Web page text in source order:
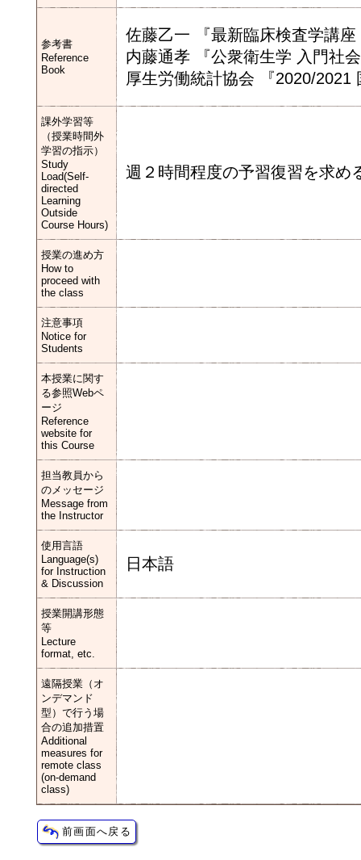
参考書
Reference
Book
佐藤乙一 『最新臨床検査学講
内藤通孝 『公衆衛生学 入門社
厚生労働統計協会 『2020/2021
課外学習等
（授業時間外
学習の指示）
Study
Load(Self-
directed
Learning
Outside
Course Hours)
週２時間程度の予習復習を求め
授業の進め方
How to
proceed with
the class
注意事項
Notice for
Students
本授業に関す
る参照Webペ
ージ
Reference
website for
this Course
担当教員から
のメッセージ
Message from
the Instructor
使用言語
Language(s)
for Instruction
& Discussion
日本語
授業開講形態
等
Lecture
format, etc.
遠隔授業（オ
ンデマンド
型）で行う場
合の追加措置
Additional
measures for
remote class
(on-demand
class)